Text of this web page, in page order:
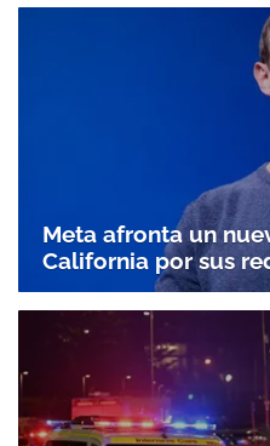
Meta afronta un
California por sus